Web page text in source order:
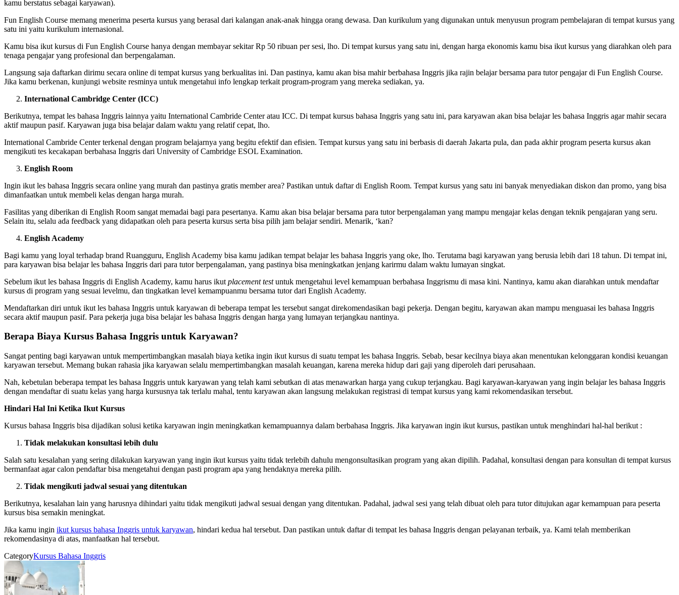
kamu berstatus sebagai karyawan).
Fun English Course memang menerima peserta kursus yang berasal dari kalangan anak-anak hingga orang dewasa. Dan kurikulum yang digunakan untuk menyusun program pembelajaran di tempat kursus yang
satu ini yaitu kurikulum internasional.
Kamu bisa ikut kursus di Fun English Course hanya dengan membayar sekitar Rp 50 ribuan per sesi, lho. Di tempat kursus yang satu ini, dengan harga ekonomis kamu bisa ikut kursus yang diarahkan oleh para
tenaga pengajar yang profesional dan berpengalaman.
Langsung saja daftarkan dirimu secara online di tempat kursus yang berkualitas ini. Dan pastinya, kamu akan bisa mahir berbahasa Inggris jika rajin belajar bersama para tutor pengajar di Fun English Course.
Jika kamu berkenan, kunjungi website resminya untuk mengetahui info lengkap terkait program-program yang mereka sediakan, ya.
International Cambridge Center (ICC)
Berikutnya, tempat les bahasa Inggris lainnya yaitu International Cambride Center atau ICC. Di tempat kursus bahasa Inggris yang satu ini, para karyawan akan bisa belajar les bahasa Inggris agar mahir secara
aktif maupun pasif. Karyawan juga bisa belajar dalam waktu yang relatif cepat, lho.
International Cambride Center terkenal dengan program belajarnya yang begitu efektif dan efisien. Tempat kursus yang satu ini berbasis di daerah Jakarta pula, dan pada akhir program peserta kursus akan
mengikuti tes kecakapan berbahasa Inggris dari University of Cambridge ESOL Examination.
English Room
Ingin ikut les bahasa Inggris secara online yang murah dan pastinya gratis member area? Pastikan untuk daftar di English Room. Tempat kursus yang satu ini banyak menyediakan diskon dan promo, yang bisa
dimanfaatkan untuk membeli kelas dengan harga murah.
Fasilitas yang diberikan di English Room sangat memadai bagi para pesertanya. Kamu akan bisa belajar bersama para tutor berpengalaman yang mampu mengajar kelas dengan teknik pengajaran yang seru.
Selain itu, selalu ada feedback yang didapatkan oleh para peserta kursus serta bisa pilih jam belajar sendiri. Menarik, ‘kan?
English Academy
Bagi kamu yang loyal terhadap brand Ruangguru, English Academy bisa kamu jadikan tempat belajar les bahasa Inggris yang oke, lho. Terutama bagi karyawan yang berusia lebih dari 18 tahun. Di tempat ini,
para karyawan bisa belajar les bahasa Inggris dari para tutor berpengalaman, yang pastinya bisa meningkatkan jenjang karirmu dalam waktu lumayan singkat.
Sebelum ikut les bahasa Inggris di English Academy, kamu harus ikut placement testuntuk mengetahui level kemampuan berbahasa Inggrismu di masa kini. Nantinya, kamu akan diarahkan untuk mendaftar
kursus di program yang sesuai levelmu, dan tingkatkan level kemampuanmu bersama tutor dari English Academy.
Mendaftarkan diri untuk ikut les bahasa Inggris untuk karyawan di beberapa tempat les tersebut sangat direkomendasikan bagi pekerja. Dengan begitu, karyawan akan mampu menguasai les bahasa Inggris
secara aktif maupun pasif. Para pekerja juga bisa belajar les bahasa Inggris dengan harga yang lumayan terjangkau nantinya.
Berapa Biaya Kursus Bahasa Inggris untuk Karyawan?
Sangat penting bagi karyawan untuk mempertimbangkan masalah biaya ketika ingin ikut kursus di suatu tempat les bahasa Inggris. Sebab, besar kecilnya biaya akan menentukan kelonggaran kondisi keuangan
karyawan tersebut. Memang bukan rahasia jika karyawan selalu mempertimbangkan masalah keuangan, karena mereka hidup dari gaji yang diperoleh dari perusahaan.
Nah, kebetulan beberapa tempat les bahasa Inggris untuk karyawan yang telah kami sebutkan di atas menawarkan harga yang cukup terjangkau. Bagi karyawan-karyawan yang ingin belajar les bahasa Inggris
dengan mendaftar di suatu kelas yang harga kursusnya tak terlalu mahal, tentu karyawan akan langsung melakukan registrasi di tempat kursus yang kami rekomendasikan tersebut.
Hindari Hal Ini Ketika Ikut Kursus
Kursus bahasa Inggris bisa dijadikan solusi ketika karyawan ingin meningkatkan kemampuannya dalam berbahasa Inggris. Jika karyawan ingin ikut kursus, pastikan untuk menghindari hal-hal berikut :
Tidak melakukan konsultasi lebih dulu
Salah satu kesalahan yang sering dilakukan karyawan yang ingin ikut kursus yaitu tidak terlebih dahulu mengonsultasikan program yang akan dipilih. Padahal, konsultasi dengan para konsultan di tempat kursus
bermanfaat agar calon pendaftar bisa mengetahui dengan pasti program apa yang hendaknya mereka pilih.
Tidak mengikuti jadwal sesuai yang ditentukan
Berikutnya, kesalahan lain yang harusnya dihindari yaitu tidak mengikuti jadwal sesuai dengan yang ditentukan. Padahal, jadwal sesi yang telah dibuat oleh para tutor ditujukan agar kemampuan para peserta
kursus bisa semakin meningkat.
Jika kamu ingin ikut kursus bahasa Inggris untuk karyawan, hindari kedua hal tersebut. Dan pastikan untuk daftar di tempat les bahasa Inggris dengan pelayanan terbaik, ya. Kami telah memberikan
rekomendasinya di atas, manfaatkan hal tersebut.
CategoryKursus Bahasa Inggris